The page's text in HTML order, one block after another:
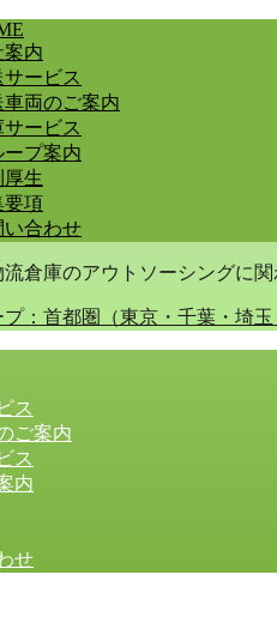
案内
ービス
車両のご案内
ービス
ープ案内
厚生
要項
い合わせ
倉庫のアウトソーシングに
ス
ご案内
ス
内
せ